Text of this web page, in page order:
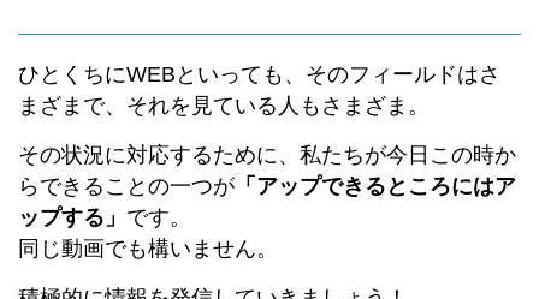
ひとくちにWEBといっても、そのフィールドはさ
まざまで、それを見ている人もさまざま。
その状況に対応するために、私たちが今日この時か
らできることの一つが 「アップできるところにはア
ップする」 です。
同じ動画でも構いません。